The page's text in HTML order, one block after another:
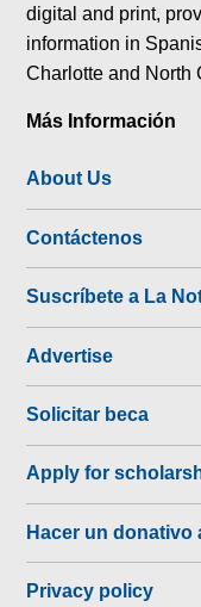
digital and print,
information in
Charlotte and North
Más Información
About Us
Contáctenos
Suscríbete a La
Advertise
Solicitar beca
Apply for
Hacer un donativo
Privacy policy